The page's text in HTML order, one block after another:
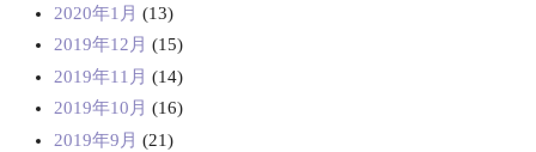
2020年1月 (13)
2019年12月 (15)
2019年11月 (14)
2019年10月 (16)
2019年9月 (21)